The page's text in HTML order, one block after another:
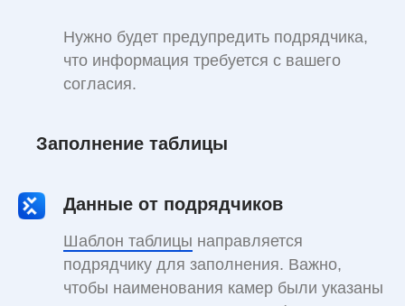
Нужно будет предупредить подрядчика,
что информация требуется с вашего
согласия.
Заполнение таблицы
Данные от подрядчиков
Шаблон таблицы направляется
подрядчику для заполнения. Важно,
чтобы наименования камер были указаны